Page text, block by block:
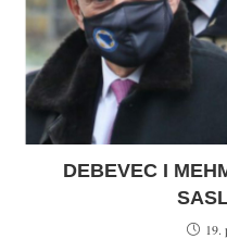
DEBEVEC I
19.